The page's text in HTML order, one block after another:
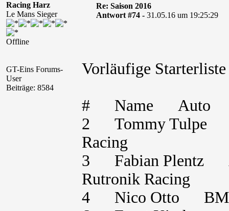
Racing Harz
Le Mans Sieger
Offline
GT-Eins Forums-
User
Beiträge: 8584
Re: Saison 2016
Antwort #74 - 31.05.16 um 19:25:29
Vorläufige
# Name Auto
2 Tommy Tulpe
Racing
3 Fabian Plentz
Rutronik Racing
4 Nico Otto